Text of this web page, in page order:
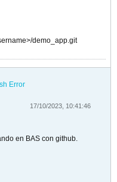
demo_app.git
Error
17/10/2023, 10:41:46
en BAS con github.